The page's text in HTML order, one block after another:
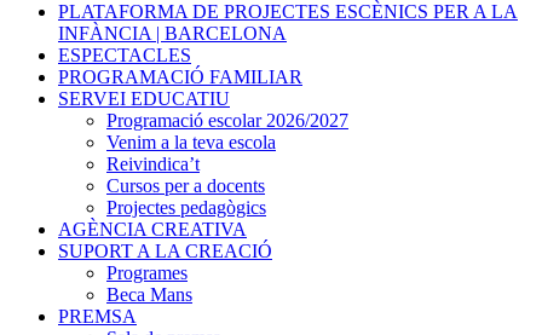
PLATAFORMA DE PROJECTES ESCÈNICS PER A LA
INFÀNCIA | BARCELONA
ESPECTACLES
PROGRAMACIÓ FAMILIAR
SERVEI EDUCATIU
Programació escolar 2026/2027
Venim a la teva escola
Reivindica’t
Cursos per a docents
Projectes pedagògics
AGÈNCIA CREATIVA
SUPORT A LA CREACIÓ
Programes
Beca Mans
PREMSA